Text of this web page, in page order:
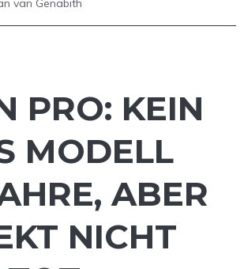
van Genabith
PRO: KEIN
MODELL
ABER
NICHT